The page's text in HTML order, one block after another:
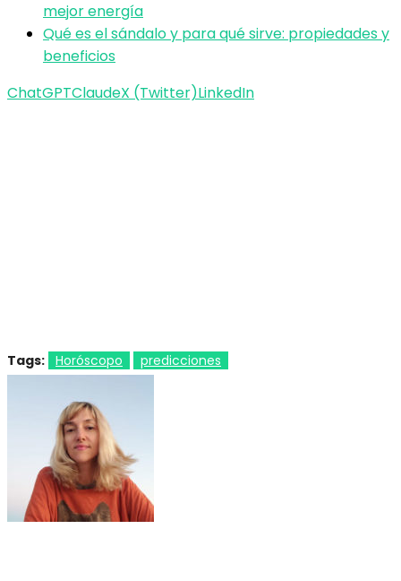
mejor energía
Qué es el sándalo y para qué sirve: propiedades y
beneficios
ChatGPTClaudeX (Twitter)LinkedIn
Tags: Horóscopo predicciones